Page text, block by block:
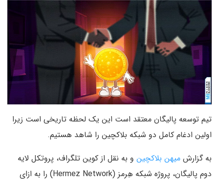
تیم توسعه پالیگان معتقد است این یک لحظه تاریخی است زیرا
اولین ادغام کامل دو شبکه بلاکچین را شاهد هستیم.
به گزارش میهن بلاکچین و به نقل از کوین تلگراف، پروتکل لایه
دوم پالیگان، پروژه شبکه هِرمز (Hermez Network) را به ازای